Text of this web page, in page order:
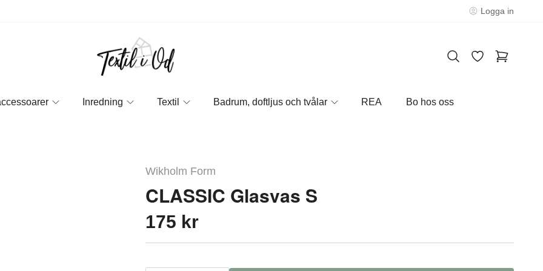
Logga in
Inredning Textil Badrum, doftljus och tvålar REA Bo hos oss
Wikholm Form
CLASSIC Glasvas S
175 kr